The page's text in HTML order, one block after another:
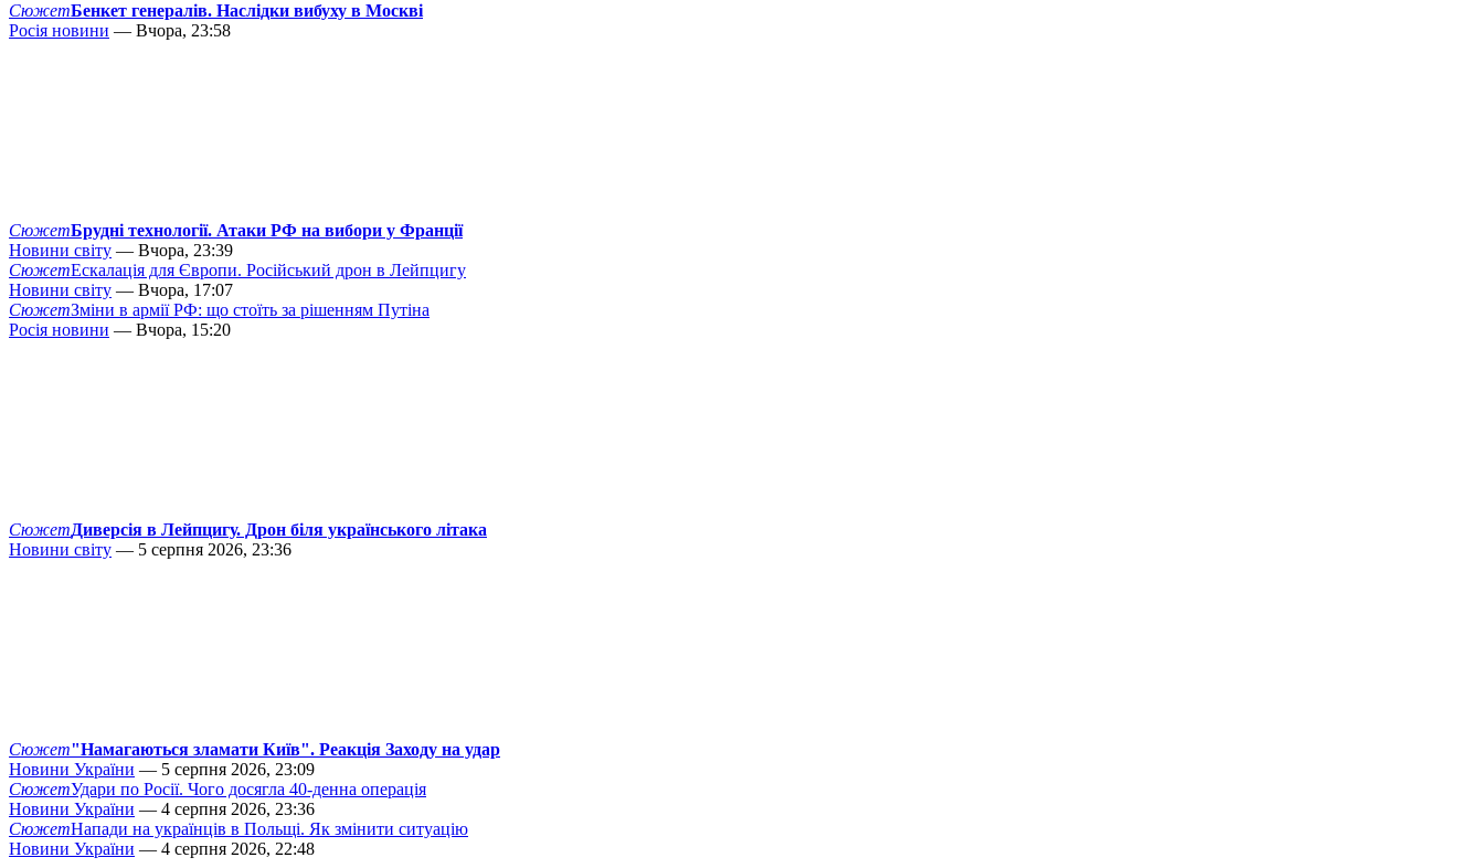
СюжетБенкет генералів. Наслідки вибуху в Москві
Росія новини — Вчора, 23:58
СюжетБрудні технології. Атаки РФ на вибори у Франції
Новини світу — Вчора, 23:39
СюжетЕскалація для Європи. Російський дрон в Лейпцигу
Новини світу — Вчора, 17:07
СюжетЗміни в армії РФ: що стоїть за рішенням Путіна
Росія новини — Вчора, 15:20
СюжетДиверсія в Лейпцигу. Дрон біля українського літака
Новини світу — 5 серпня 2026, 23:36
Сюжет"Намагаються зламати Київ". Реакція Заходу на удар
Новини України — 5 серпня 2026, 23:09
СюжетУдари по Росії. Чого досягла 40-денна операція
Новини України — 4 серпня 2026, 23:36
СюжетНапади на українців в Польщі. Як змінити ситуацію
Новини України — 4 серпня 2026, 22:48